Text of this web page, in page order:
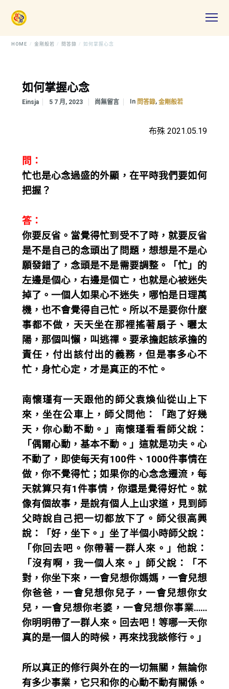
HOME 金剛般若 問答錄 如何掌握心念
如何掌握心念
Einsja 5 7 月, 2023 尚無留言 In 問答錄, 金剛般若
布殊 2021.05.19
問：
忙也是心念過盛的外顯，在平時我們要如何
把握？
答：
你要反省。當覺得忙到受不了時，就要反省
是不是自己的念頭出了問題，想想是不是心
願發錯了，念頭是不是需要調整。「忙」的
左邊是個心，右邊是個亡，也就是心被迷失
掉了。一個人如果心不迷失，哪怕是日理萬
機，也不會覺得自己忙。所以不是要你什麼
事都不做，天天坐在那裡搖著扇子、曬太
陽，那個叫懶，叫逃禪。要承擔起該承擔的
責任，付出該付出的義務，但是事多心不
忙，身忙心定，才是真正的不忙。
南懷瑾有一天跟他的師父袁煥仙從山上下
來，坐在公車上，師父問他：「跑了好幾
天，你心動不動。」南懷瑾看看師父說：
「偶爾心動，基本不動。」這就是功夫。心
不動了，即使每天有100件、1000件事情在
做，你不覺得忙；如果你的心念念遷流，每
天就算只有1件事情，你還是覺得好忙。就
像有個故事，是說有個人上山求道，見到師
父時說自己把一切都放下了。師父很高興
說：「好，坐下。」坐了半個小時師父說：
「你回去吧。你帶著一群人來。」他說：
「沒有啊，我一個人來。」師父說：「不
對，你坐下來，一會兒想你媽媽，一會兒想
你爸爸，一會兒想你兒子，一會兒想你女
兒，一會兒想你老婆，一會兒想你事業……
你明明帶了一群人來。回去吧！等哪一天你
真的是一個人的時候，再來找我談修行。」
所以真正的修行與外在的一切無關，無論你
有多少事業，它只和你的心動不動有關係。